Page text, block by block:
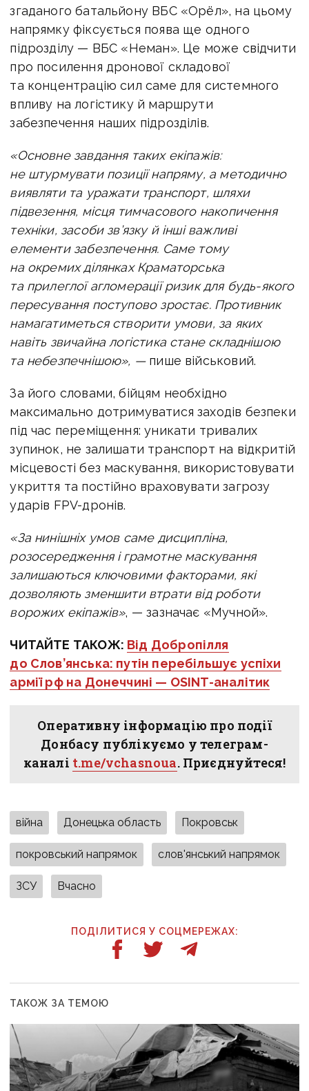
згаданого батальйону ВБС «Орёл», на цьому
напрямку фіксується поява ще одного
підрозділу — ВБС «Неман». Це може свідчити
про посилення дронової складової
та концентрацію сил саме для системного
впливу на логістику й маршрути
забезпечення наших підрозділів.
«Основне завдання таких екіпажів:
не штурмувати позиції напряму, а методично
виявляти та уражати транспорт, шляхи
підвезення, місця тимчасового накопичення
техніки, засоби зв’язку й інші важливі
елементи забезпечення. Саме тому
на окремих ділянках Краматорська
та прилеглої агломерації ризик для будь-якого
пересування поступово зростає. Противник
намагатиметься створити умови, за яких
навіть звичайна логістика стане складнішою
та небезпечнішою», —пише військовий.
За його словами, бійцям необхідно
максимально дотримуватися заходів безпеки
під час переміщення: уникати тривалих
зупинок, не залишати транспорт на відкритій
місцевості без маскування, використовувати
укриття та постійно враховувати загрозу
ударів FPV-дронів.
«За нинішніх умов саме дисципліна,
розосередження і грамотне маскування
залишаються ключовими факторами, які
дозволяють зменшити втрати від роботи
ворожих екіпажів», — зазначає «Мучной».
ЧИТАЙТЕ ТАКОЖ: Від Добропілля
до Слов’янська: путін перебільшує успіхи
армії рф на Донеччині — OSINT-аналітик
Оперативну інформацію про події
Донбасу публікуємо у телеграм-
каналі t.me/vchasnoua. Приєднуйтеся!
війна Донецька область Покровськ
покровський напрямок слов'янський напрямок
ЗСУ Вчасно
ПОДІЛИТИСЯ У СОЦМЕРЕЖАХ:
ТАКОЖ ЗА ТЕМОЮ